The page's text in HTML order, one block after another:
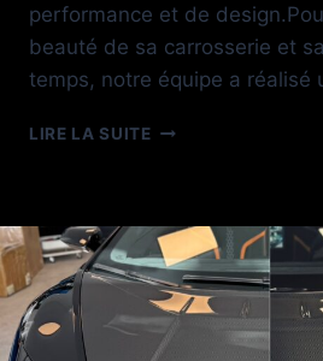
performance et de
beauté de sa carrosserie et
temps, notre équipe a réalisé
LIRE LA SUITEPPF